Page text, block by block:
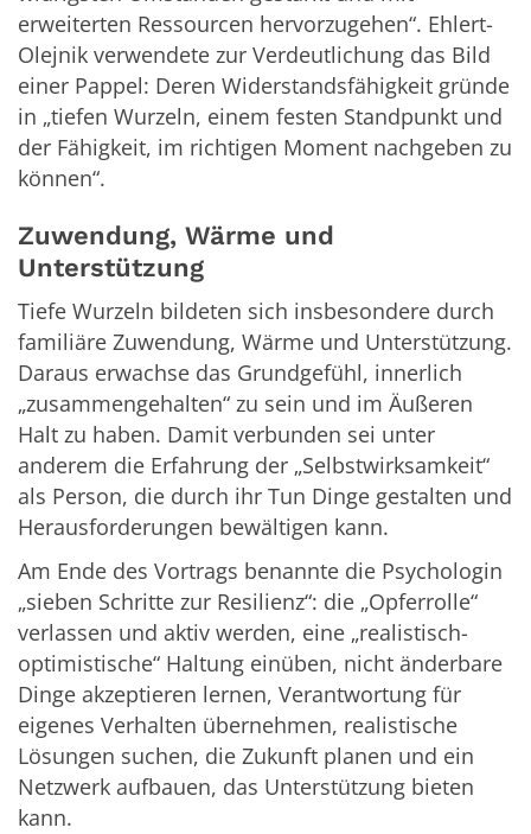
erweiterten Ressourcen hervorzugehen“. Ehlert-
Olejnik verwendete zur Verdeutlichung das Bild
einer Pappel: Deren Widerstandsfähigkeit gründe
in „tiefen Wurzeln, einem festen Standpunkt und
der Fähigkeit, im richtigen Moment nachgeben zu
können“.
Zuwendung, Wärme und
Unterstützung
Tiefe Wurzeln bildeten sich insbesondere durch
familiäre Zuwendung, Wärme und Unterstützung.
Daraus erwachse das Grundgefühl, innerlich
„zusammengehalten“ zu sein und im Äußeren
Halt zu haben. Damit verbunden sei unter
anderem die Erfahrung der „Selbstwirksamkeit“
als Person, die durch ihr Tun Dinge gestalten und
Herausforderungen bewältigen kann.
Am Ende des Vortrags benannte die Psychologin
„sieben Schritte zur Resilienz“: die „Opferrolle“
verlassen und aktiv werden, eine „realistisch-
optimistische“ Haltung einüben, nicht änderbare
Dinge akzeptieren lernen, Verantwortung für
eigenes Verhalten übernehmen, realistische
Lösungen suchen, die Zukunft planen und ein
Netzwerk aufbauen, das Unterstützung bieten
kann.